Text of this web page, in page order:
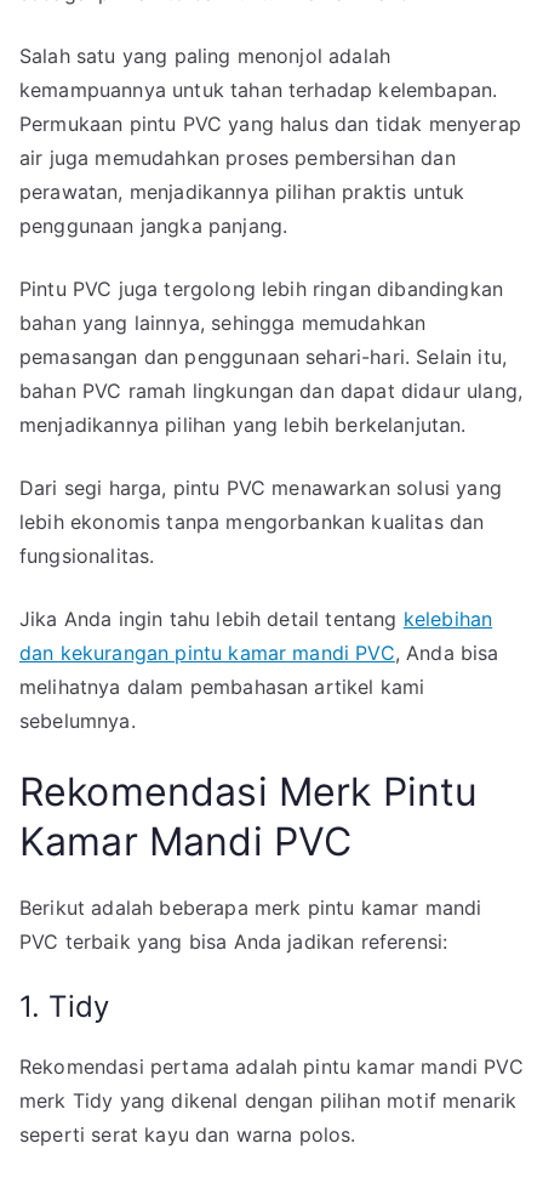
Salah satu yang paling menonjol adalah
kemampuannya untuk tahan terhadap kelembapan.
Permukaan pintu PVC yang halus dan tidak menyerap
air juga memudahkan proses pembersihan dan
perawatan, menjadikannya pilihan praktis untuk
penggunaan jangka panjang.
Pintu PVC juga tergolong lebih ringan dibandingkan
bahan yang lainnya, sehingga memudahkan
pemasangan dan penggunaan sehari-hari. Selain itu,
bahan PVC ramah lingkungan dan dapat didaur ulang,
menjadikannya pilihan yang lebih berkelanjutan.
Dari segi harga, pintu PVC menawarkan solusi yang
lebih ekonomis tanpa mengorbankan kualitas dan
fungsionalitas.
Jika Anda ingin tahu lebih detail tentang kelebihan
dan kekurangan pintu kamar mandi PVC, Anda bisa
melihatnya dalam pembahasan artikel kami
sebelumnya.
Rekomendasi Merk Pintu
Kamar Mandi PVC
Berikut adalah beberapa merk pintu kamar mandi
PVC terbaik yang bisa Anda jadikan referensi:
1. Tidy
Rekomendasi pertama adalah pintu kamar mandi PVC
merk Tidy yang dikenal dengan pilihan motif menarik
seperti serat kayu dan warna polos.